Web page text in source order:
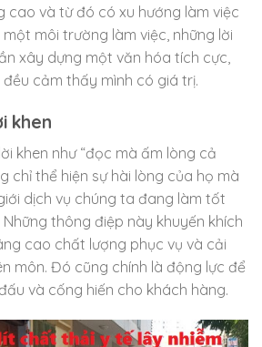
cao và từ đó có xu hướng làm việc
môi trường làm việc, những lời
xây dựng một văn hóa tích cực,
cảm thấy mình có giá trị.
khen
khen như “đọc mà ấm lòng cả
chỉ thể hiện sự hài lòng của họ mà
dịch vụ chúng ta đang làm tốt
thông điệp này khuyến khích
cao chất lượng phục vụ và cải
môn. Đó cũng chính là động lực để
và cống hiến cho khách hàng.